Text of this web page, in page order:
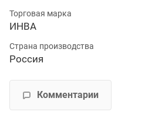
Торговая марка
ИНВА
Страна производства
Россия
Комментарии